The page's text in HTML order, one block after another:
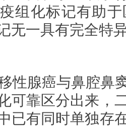
组化标记有助
无一具有完全特
性腺癌与鼻腔鼻
可靠区分出来，
已有同时单独存